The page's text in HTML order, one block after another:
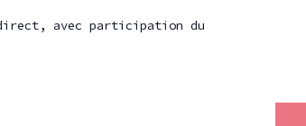
avec participation du